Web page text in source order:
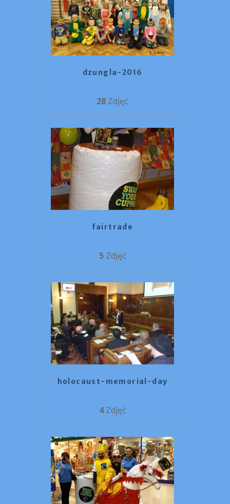
dzungla-2016
28 Zdjęć
fairtrade
5Zdjęć
holocaust-memorial-day
4Zdjęć